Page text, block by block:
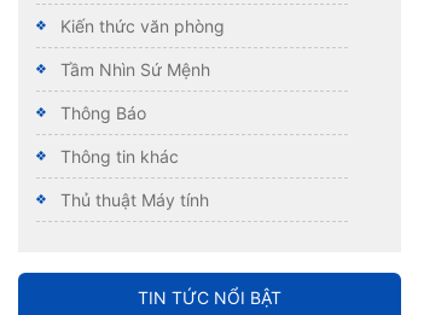
Kiến thức văn phòng
Tầm Nhìn Sứ Mệnh
Thông Báo
Thông tin khác
Thủ thuật Máy tính
TIN TỨC NỔI BẬT